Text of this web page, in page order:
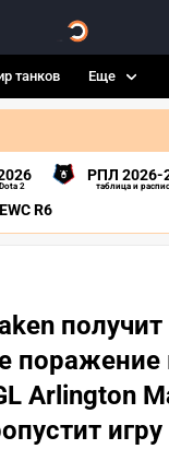
танков Еще
2
РПЛ 2026-
таблица и
EWC R6
получит
Arlington
игру